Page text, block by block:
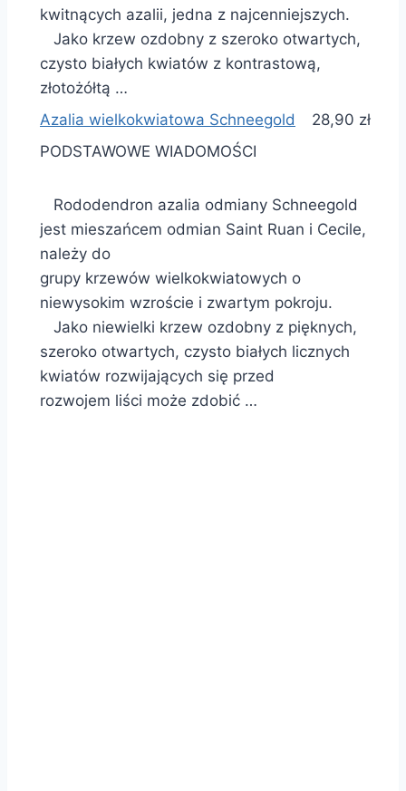
kwitnących azalii, jedna z najcenniejszych.
Jako krzew ozdobny z szeroko otwartych,
czysto białych kwiatów z kontrastową,
złotożółtą …
Azalia wielkokwiatowa Schneegold
28,90 zł
PODSTAWOWE WIADOMOŚCI
Rododendron azalia odmiany Schneegold
jest mieszańcem odmian Saint Ruan i Cecile,
należy do
grupy krzewów wielkokwiatowych o
niewysokim wzroście i zwartym pokroju.
Jako niewielki krzew ozdobny z pięknych,
szeroko otwartych, czysto białych licznych
kwiatów rozwijających się przed
rozwojem liści może zdobić …